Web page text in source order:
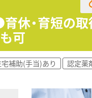
があります。
先輩がいます。
活躍中です。
最適な環境です。
い方におすすめです。
心のある方に最適です。
休・育短の
可
補助(手当)あり
認定薬